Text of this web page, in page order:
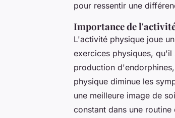
pour ressentir une
Importance de
L'activité physique joue
exercices physiques,
production
physique diminue les
une meilleure image de
constant dans une